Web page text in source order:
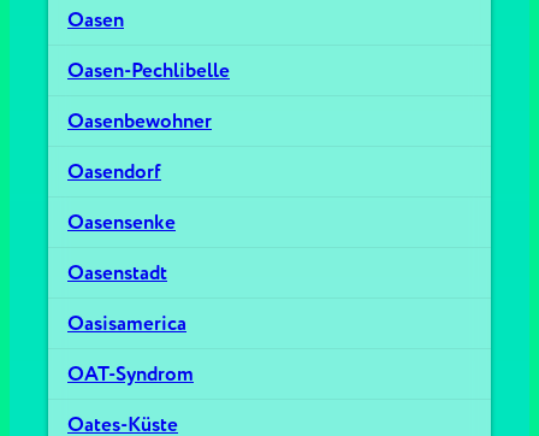
Oasen
Oasen-Pechlibelle
Oasenbewohner
Oasendorf
Oasensenke
Oasenstadt
Oasisamerica
OAT-Syndrom
Oates-Küste